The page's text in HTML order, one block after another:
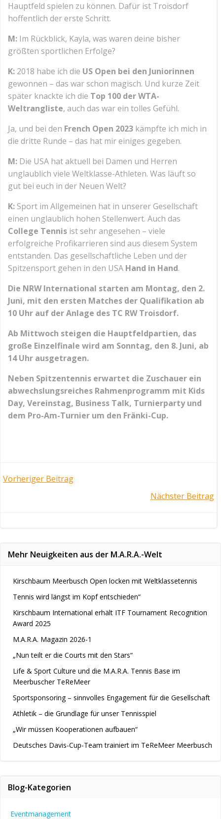
Hauptfeld spielen zu können. Dafür ist Troisdorf
hoffentlich der erste Schritt.
M: Im Rückblick, Kayla, was waren deine bisher
größten sportlichen Erfolge?
K: 2018 habe ich die US Open bei den Juniorinnen
gewonnen – das war schon magisch. Und kurze Zeit
später knackte ich die Top 100 der WTA-
Weltrangliste, auch das war ein tolles Gefühl.
Ja, und bei den French Open 2023 kämpfte ich mich in
die dritte Runde – das hat mir einiges gegeben.
M: Die USA hat aktuell bei Damen und Herren
unglaublich viele Weltklasse-Athleten. Was läuft so
gut bei euch in der Neuen Welt?
K: Sport im Allgemeinen hat in unserer Gesellschaft
einen unglaublich hohen Stellenwert. Auch das
College Tennis ist sehr angesehen – viele
erfolgreiche Profikarrieren sind aus diesem System
entstanden. Das gesellschaftliche Leben und der
Spitzensport gehen in den USA Hand in Hand.
Die NRW International starten am Montag, den 2.
Juni, mit den ersten Matches der Qualifikation ab
10 Uhr auf der Anlage des TC RW Troisdorf.
Ab Mittwoch steigen die Hauptfeldpartien, das
große Einzelfinale wird am Sonntag, den 8. Juni, ab
14 Uhr ausgetragen.
Neben Spitzentennis erwartet die Zuschauer ein
abwechslungsreiches Rahmenprogramm mit Kids
Day, Vereinstag, Business Talk, Turnierparty und
dem Pro-Am-Turnier um den Fränki-Cup.
Post
Vorheriger Beitrag
Nächster Beitrag
Mehr Neuigkeiten aus der M.A.R.A.-Welt
Kirschbaum Meerbusch Open locken mit Weltklassetennis
Tennis wird längst im Kopf entschieden“
Kirschbaum International erhält ITF Tournament Recognition
Award 2025
M.A.R.A. Magazin 2026-1
„Nun teilt er die Courts mit den Stars“
Life & Sport Culture und die M.A.R.A. Tennis Base im
Meerbuscher TeReMeer
Sportsponsoring – sinnvolles Engagement für die Gesellschaft
Athletik – die Grundlage für unser Tennisspiel
„Wir müssen Kooperationen aufbauen“
Deutsches Davis-Cup-Team trainiert im TeReMeer Meerbusch
Blog-Kategorien
Eventmanagement